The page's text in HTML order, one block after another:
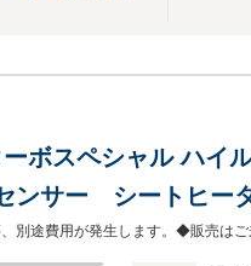
ボスペシャル ハイ
ンサー シートヒー
ヘッドランプ フ